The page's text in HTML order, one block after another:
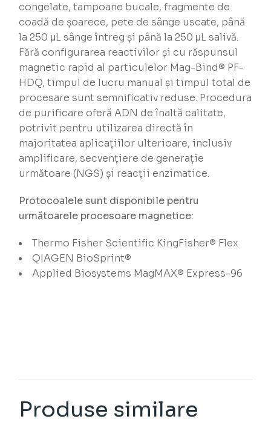
congelate, tampoane bucale, fragmente de
coadă de șoarece, pete de sânge uscate, până
la 250 μL sânge întreg și până la 250 μL salivă.
Fără configurarea reactivilor și cu răspunsul
magnetic rapid al particulelor Mag-Bind® PF-
HDQ, timpul de lucru manual și timpul total de
procesare sunt semnificativ reduse. Procedura
de purificare oferă ADN de înaltă calitate,
potrivit pentru utilizarea directă în
majoritatea aplicațiilor ulterioare, inclusiv
amplificare, secvențiere de generație
următoare (NGS) și reacții enzimatice.
Protocoalele sunt disponibile pentru
următoarele procesoare magnetice:
Thermo Fisher Scientific KingFisher® Flex
QIAGEN BioSprint®
Applied Biosystems MagMAX® Express-96
Produse similare